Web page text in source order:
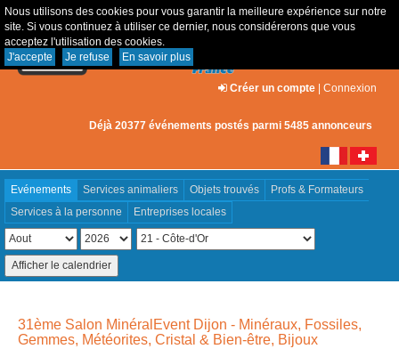
Nous utilisons des cookies pour vous garantir la meilleure expérience sur notre
site. Si vous continuez à utiliser ce dernier, nous considérerons que vous
acceptez l'utilisation des cookies.
J'accepte
Je refuse En savoir plus
Créer un compte | Connexion
Déjà 20377 événements postés parmi 5485 annonceurs
Evénements Services animaliers Objets trouvés
Profs & Formateurs
Services à la personne
Entreprises locales
31ème Salon MinéralEvent Dijon - Minéraux, Fossiles,
Gemmes, Météorites, Cristal & Bien-être, Bijoux